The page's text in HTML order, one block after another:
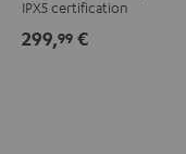
&
Green
&
Rosso
Gray
IPX5 certification
299,99 €